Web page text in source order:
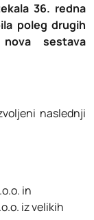
36. redna
poleg drugih
sestava
naslednji
in
iz velikih